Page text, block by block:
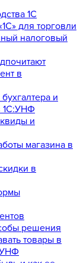
1C
для торговли
налоговый
в
и
1С:УНФ
и
магазина в
в
решения
товары в
УНФ